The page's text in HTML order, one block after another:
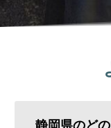
静岡県のど